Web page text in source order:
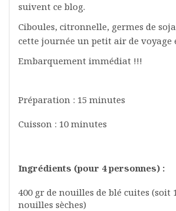
suivent ce blog.
Ciboules, citronnelle, germes de
cette journée un petit air de voyage
Embarquement immédiat !!!
Préparation : 15 minutes
Cuisson : 10 minutes
Ingrédients (pour 4 personnes) :
400 gr de nouilles de blé cuites (soit
nouilles sèches)